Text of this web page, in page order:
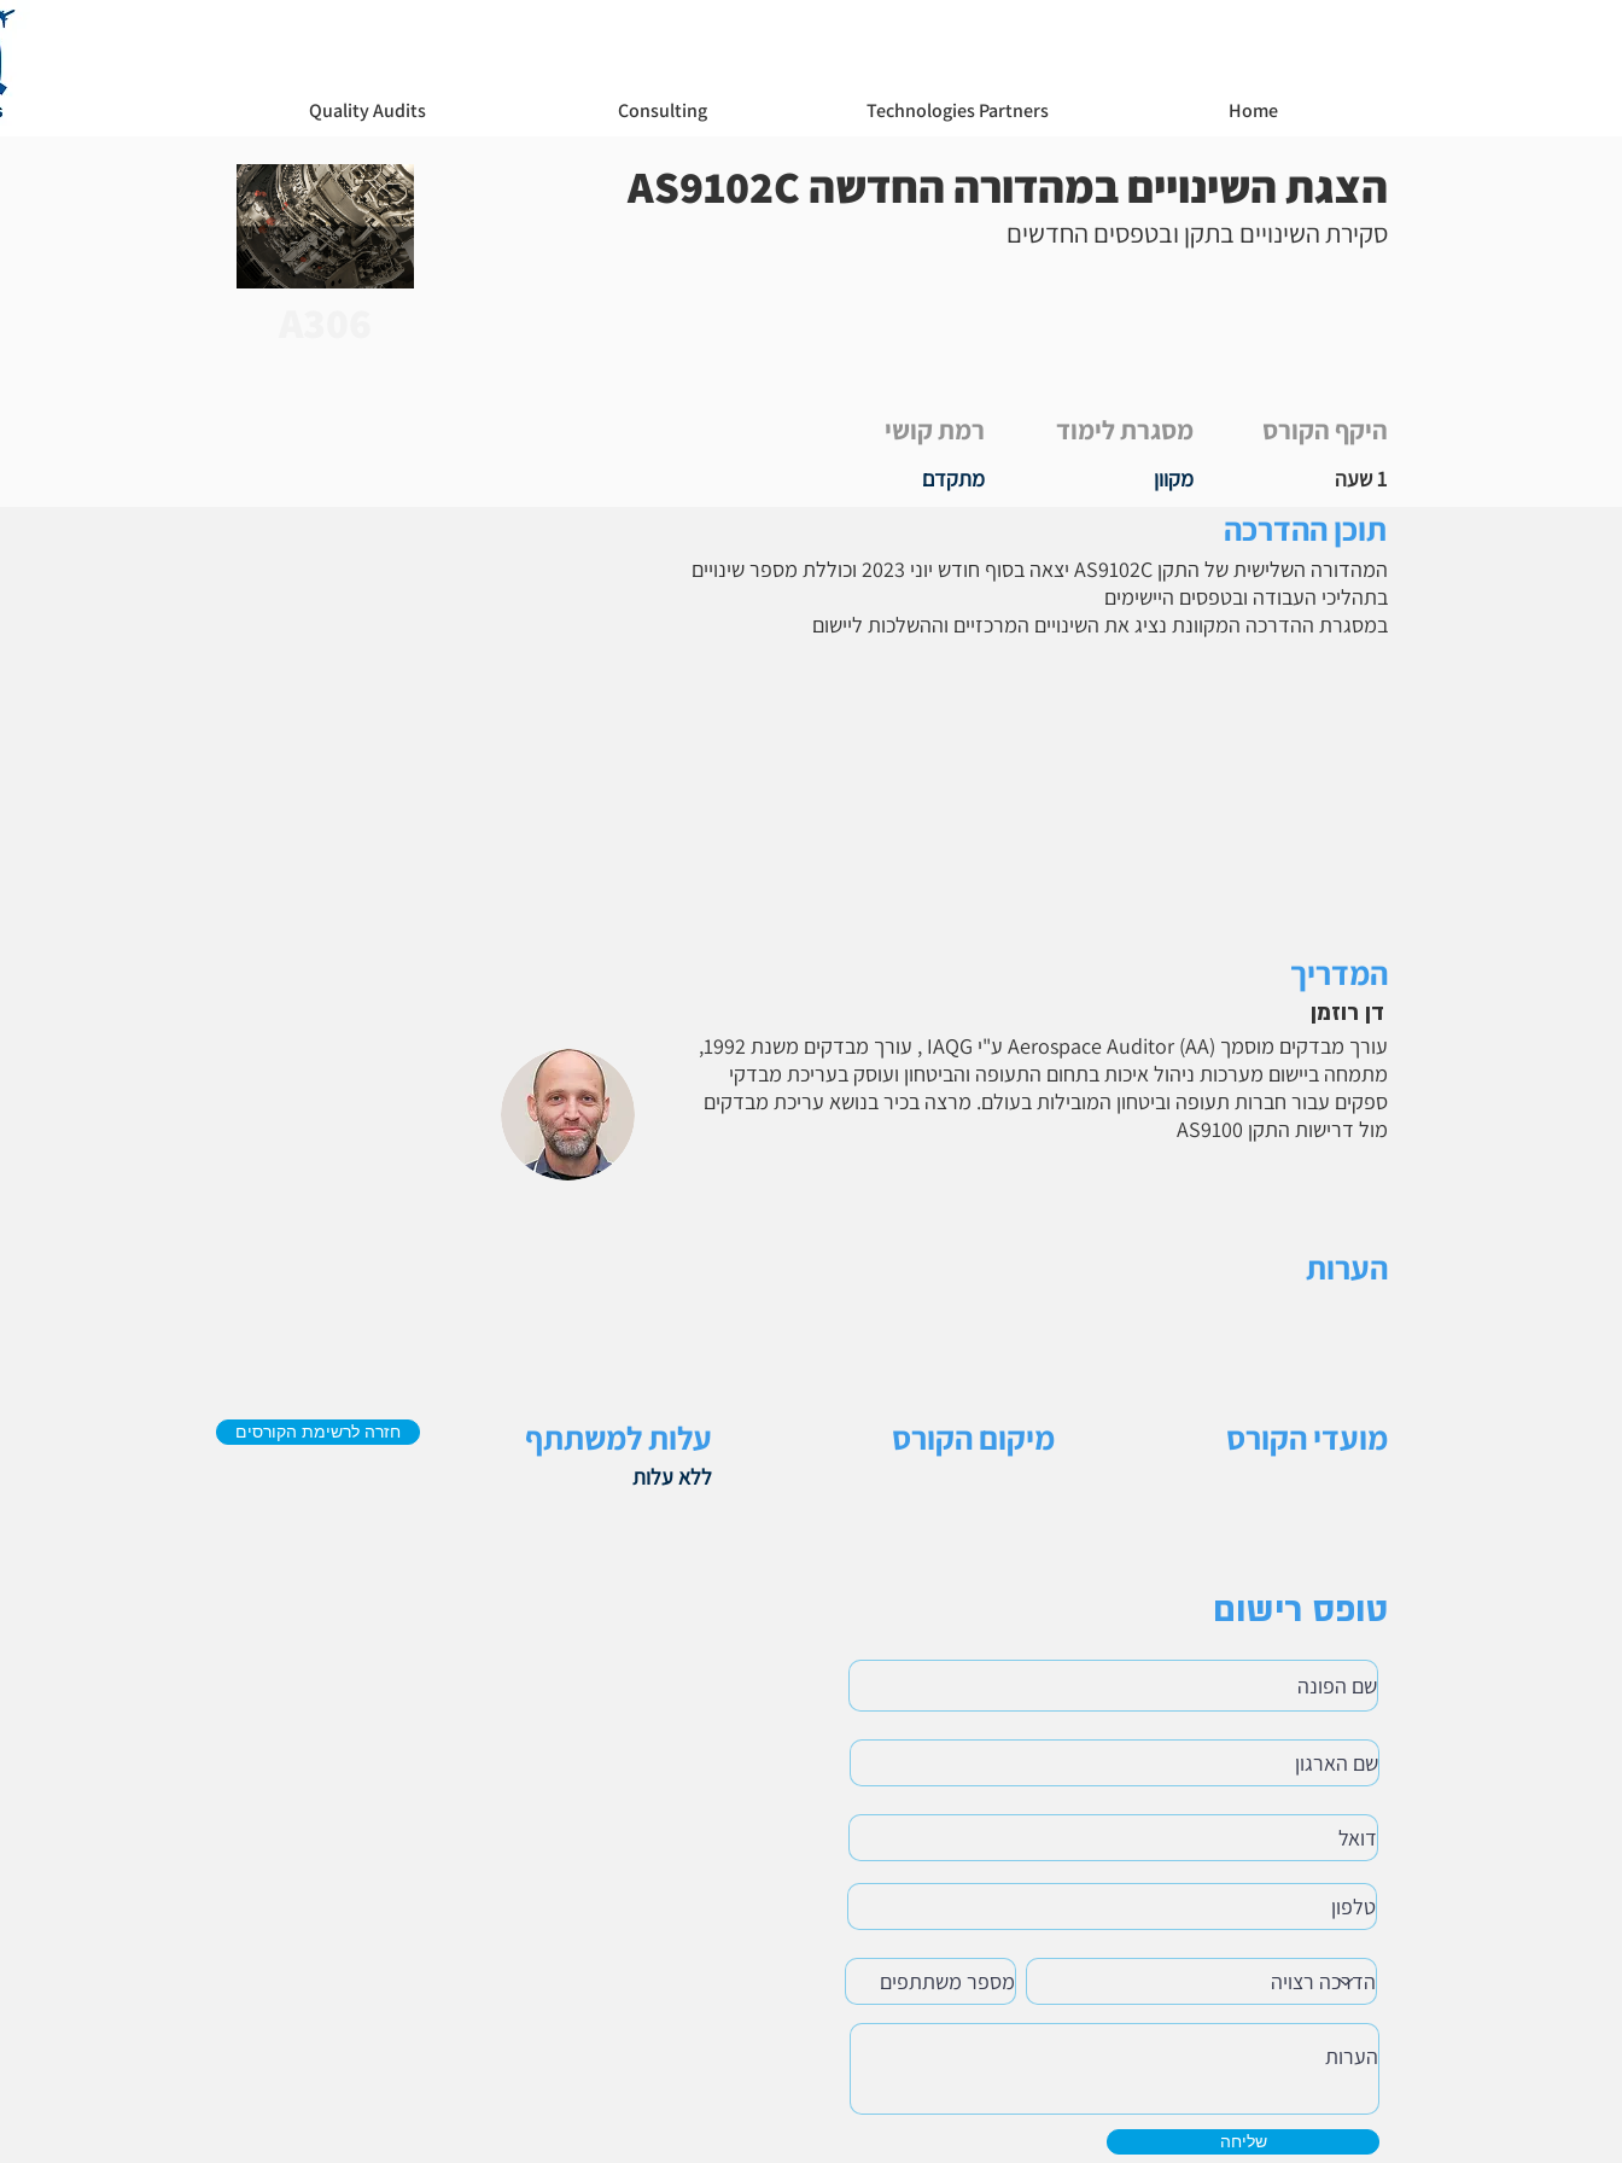
Home
Technologies Partners
Consulting
Quality Audits
הצגת השינויים במהדורה החדשה AS9102C
סקירת השינויים בתקן ובטפסים החדשים
רמת קושי מסגרת לימוד היקף הקורס
מתקדם מקוון 1 שעה
תוכן ההדרכה
המהדורה השלישית של התקן AS9102C יצאה בסוף חודש יוני 2023 וכוללת מספר שינויים
בתהליכי העבודה ובטפסים היישימים
במסגרת ההדרכה המקוונת נציג את השינויים המרכזיים וההשלכות ליישום
המדריך
דן רוזמן
עורך מבדקים מוסמך (AA) Aerospace Auditor ע"י IAQG , עורך מבדקים משנת 1992,
מתמחה ביישום מערכות ניהול איכות בתחום התעופה והביטחון ועוסק בעריכת מבדקי
ספקים עבור חברות תעופה וביטחון המובילות בעולם. מרצה בכיר בנושא עריכת מבדקים
מול דרישות התקן AS9100
הערות
חזרה לרשימת הקורסים עלות למשתתף
ללא עלות
מיקום הקורס מועדי הקורס
טופס רישום
שליחה